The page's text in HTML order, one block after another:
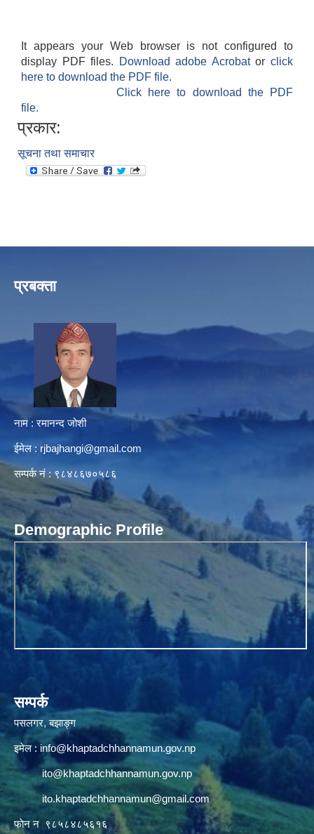
It appears your Web browser is not configured to
display PDF files.
Download adobe Acrobatorclick
here to download the PDF file.
Click here to download the PDF
file.
प्रकार:
सूचना तथा समाचार
प्रबक्ता
नाम : रमानन्द जोशी
ईमेल : rjbajhangi@gmail.com
सम्पर्क नं : ९८४८६७०५८६
Demographic Profile
सम्पर्क
पसलगर, बझाङ्ग
इमेल : info@khaptadchhannamun.gov.np
ito@khaptadchhannamun.gov.np
ito.khaptadchhannamun@gmail.com
फाेन न‌‍‍ ९८५८४८५६१६